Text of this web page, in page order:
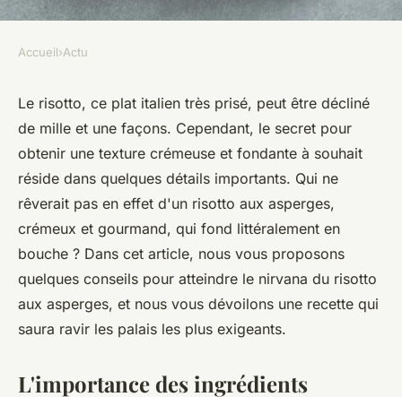
Quels conseils pour un risotto
aux asperges avec une texture
crémeuse?
Nolan•4 juin 2024•5 min de lecture
Accueil›Actu
Le risotto, ce plat italien très prisé, peut être décliné
de mille et une façons. Cependant, le secret pour
obtenir une texture crémeuse et fondante à souhait
réside dans quelques détails importants. Qui ne
rêverait pas en effet d'un risotto aux asperges,
crémeux et gourmand, qui fond littéralement en
bouche ? Dans cet article, nous vous proposons
quelques conseils pour atteindre le nirvana du risotto
aux asperges, et nous vous dévoilons une recette qui
saura ravir les palais les plus exigeants.
L'importance des ingrédients